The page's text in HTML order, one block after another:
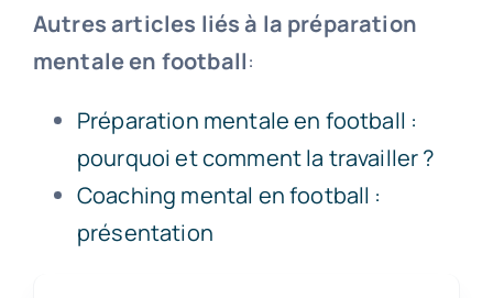
Autres articles liés à la préparation
mentale en football:
Préparation mentale en football :
pourquoi et comment la travailler ?
Coaching mental en football :
présentation